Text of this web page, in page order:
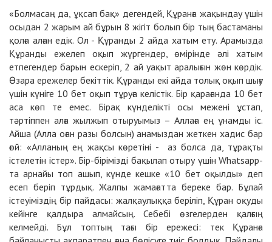
«Болмасаң да, ұқсап бақ» дегендей, Құранға жақындау үшін
осыдан 2 жарым ай бұрын 8 жігіт болып бір тың бастаманы
қолға алған едік. Ол - Құранды 2 айда хатым ету. Арамызда
Құранды ежелеп оқып жүргендер, өмірінде әлі хатым
етпегендер барын ескеріп, 2 ай уақыт аралығын жөн көрдік.
Өзара ережелер бекіттік. Құранды екі айда толық оқып шығу
үшін күніге 10 бет оқып тұруға келістік. Бір қарағанда 10 бет
аса көп те емес. Бірақ күнделікті осы межені ұстап,
тәртіппен алға жылжып отыруымыз – Аллаға ең ұнамды іс.
Айша (Алла оған разы болсын) анамыздан жеткен хадис бар
ғой: «Алланың ең жақсы көретіні - аз болса да, тұрақты
істелетін істер». Бір-бірімізді бақылап отыру үшін Whatsapp-
та арнайы топ ашып, күнде кешке «10 бет оқылды» деп
есеп беріп тұрдық. Жалпы жамағатта береке бар. Бұлай
істеуіміздің бір пайдасы: жалқаулыққа беріліп, Құран оқуды
кейінге қалдыра алмайсың. Себебі өзгелерден қалғың
келмейді. Бұл топтың тағы бір ережесі: тек Құранға